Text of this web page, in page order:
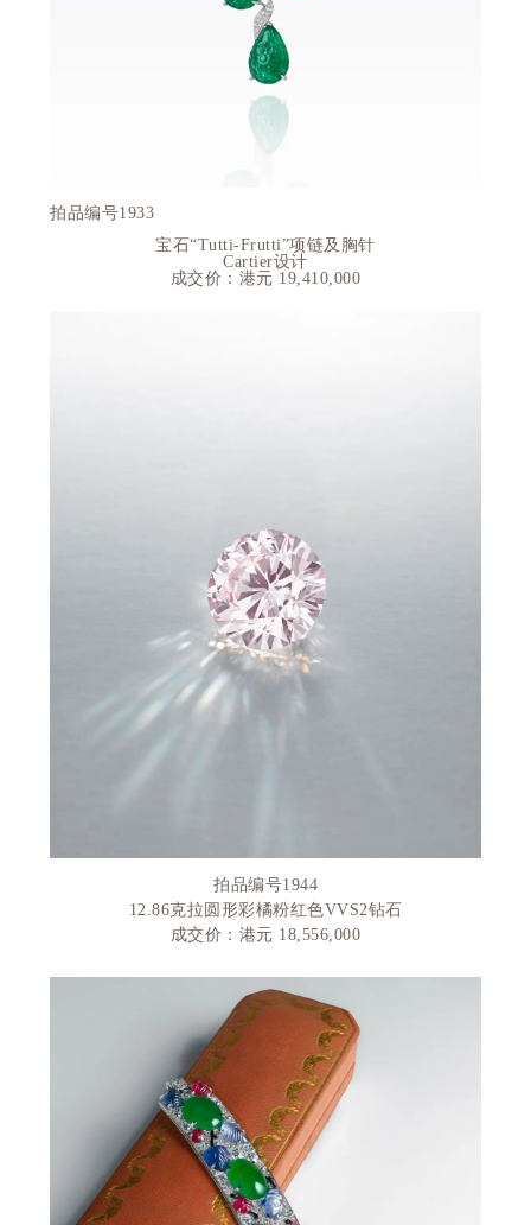
拍品编号1933
宝石“Tutti-Frutti”项链及胸针
Cartier设计
成交价：港元 19,410,000
拍品编号1944
12.86克拉圆形彩橘粉红色VVS2钻石
成交价：港元 18,556,000